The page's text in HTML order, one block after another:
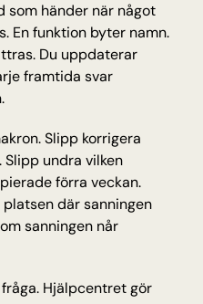
som händer när något
En funktion byter namn.
Du uppdaterar
framtida svar
Slipp korrigera
Slipp undra vilken
förra veckan.
där sanningen
sanningen når
Hjälpcentret gör